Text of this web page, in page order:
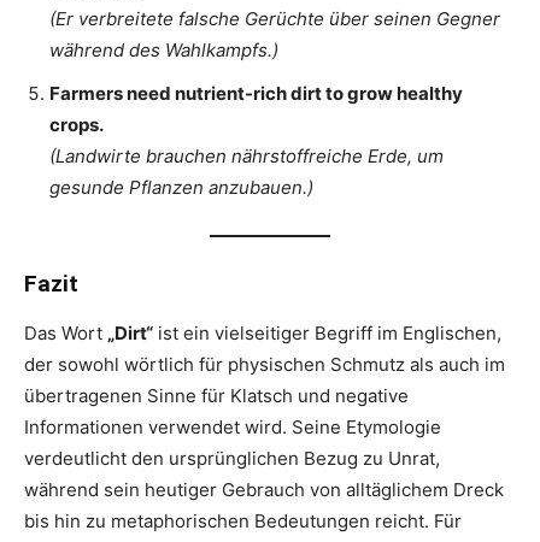
(Er verbreitete falsche Gerüchte über seinen Gegner
während des Wahlkampfs.)
Farmers need nutrient-rich dirt to grow healthy
crops.
(Landwirte brauchen nährstoffreiche Erde, um
gesunde Pflanzen anzubauen.)
Fazit
Das Wort „Dirt“ ist ein vielseitiger Begriff im Englischen,
der sowohl wörtlich für physischen Schmutz als auch im
übertragenen Sinne für Klatsch und negative
Informationen verwendet wird. Seine Etymologie
verdeutlicht den ursprünglichen Bezug zu Unrat,
während sein heutiger Gebrauch von alltäglichem Dreck
bis hin zu metaphorischen Bedeutungen reicht. Für